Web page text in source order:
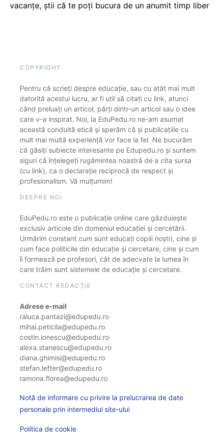
vacanţe, știi că te poți bucura de un anumit timp liber
COPYRIGHT
Pentru că scrieți despre educație, sau cu atât mai mult
datorită acestui lucru, ar fi util să citați cu link, atunci
când preluați un articol, părți dintr-un articol sau o idee
care v-a inspirat. Noi, la EduPedu.ro ne-am asumat
această conduită etică și sperăm că și publicațiile cu
mult mai multă experiență vor face la fel. Ne bucurăm
că găsiți subiecte interesante pe Edupedu.ro și suntem
siguri că înțelegeți rugămintea noastră de a cita sursa
(cu link), ca o declarație reciprocă de respect și
profesionalism. Vă mulțumim!
DESPRE NOI
EduPedu.ro este o publicație online care găzduiește
exclusiv articole din domeniul educației și cercetării.
Urmărim constant cum sunt educați copiii noștri, cine și
cum face politicile din educație și cercetare, cine și cum
îi formează pe profesori, cât de adecvate la lumea în
care trăim sunt sistemele de educație și cercetare.
CONTACT REDACȚIE
Adrese e-mail
raluca.pantazi@edupedu.ro
mihai.peticila@edupedu.ro
costin.ionescu@edupedu.ro
alexa.stanescu@edupedu.ro
diana.ghimisi@edupedu.ro
stefan.lefter@edupedu.ro
ramona.florea@edupedu.ro
Notă de informare cu privire la prelucrarea de date
personale prin intermediul site-ului
Politica de cookie